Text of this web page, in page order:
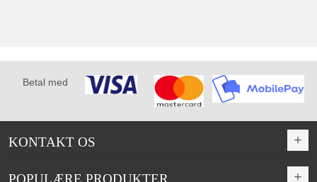
Betal med
KONTAKT OS
POPULÆRE PRODUKTER